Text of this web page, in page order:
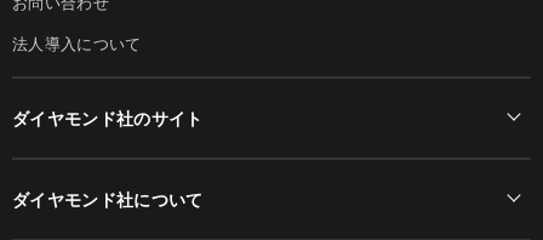
法人導入について
ダイヤモンド社のサイト
ダイヤモンド社について